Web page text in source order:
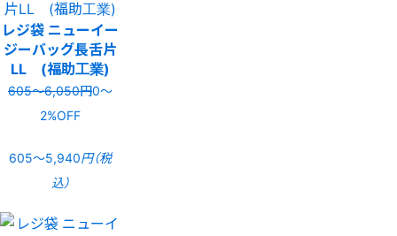
レジ袋 ニューイー
ジーバッグ長舌片
LL (福助工業)
605〜6,050円0〜
2%OFF
605〜5,940円（税
込）